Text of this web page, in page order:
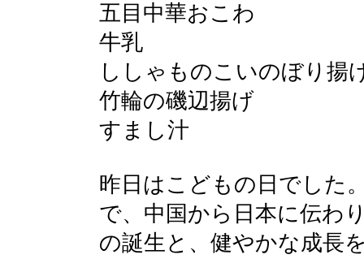
五目中華おこわ
牛乳
ししゃものこいのぼり揚
竹輪の磯辺揚げ
すまし汁
昨日はこどもの日でした
で、中国から日本に伝わ
の誕生と、健やかな成長